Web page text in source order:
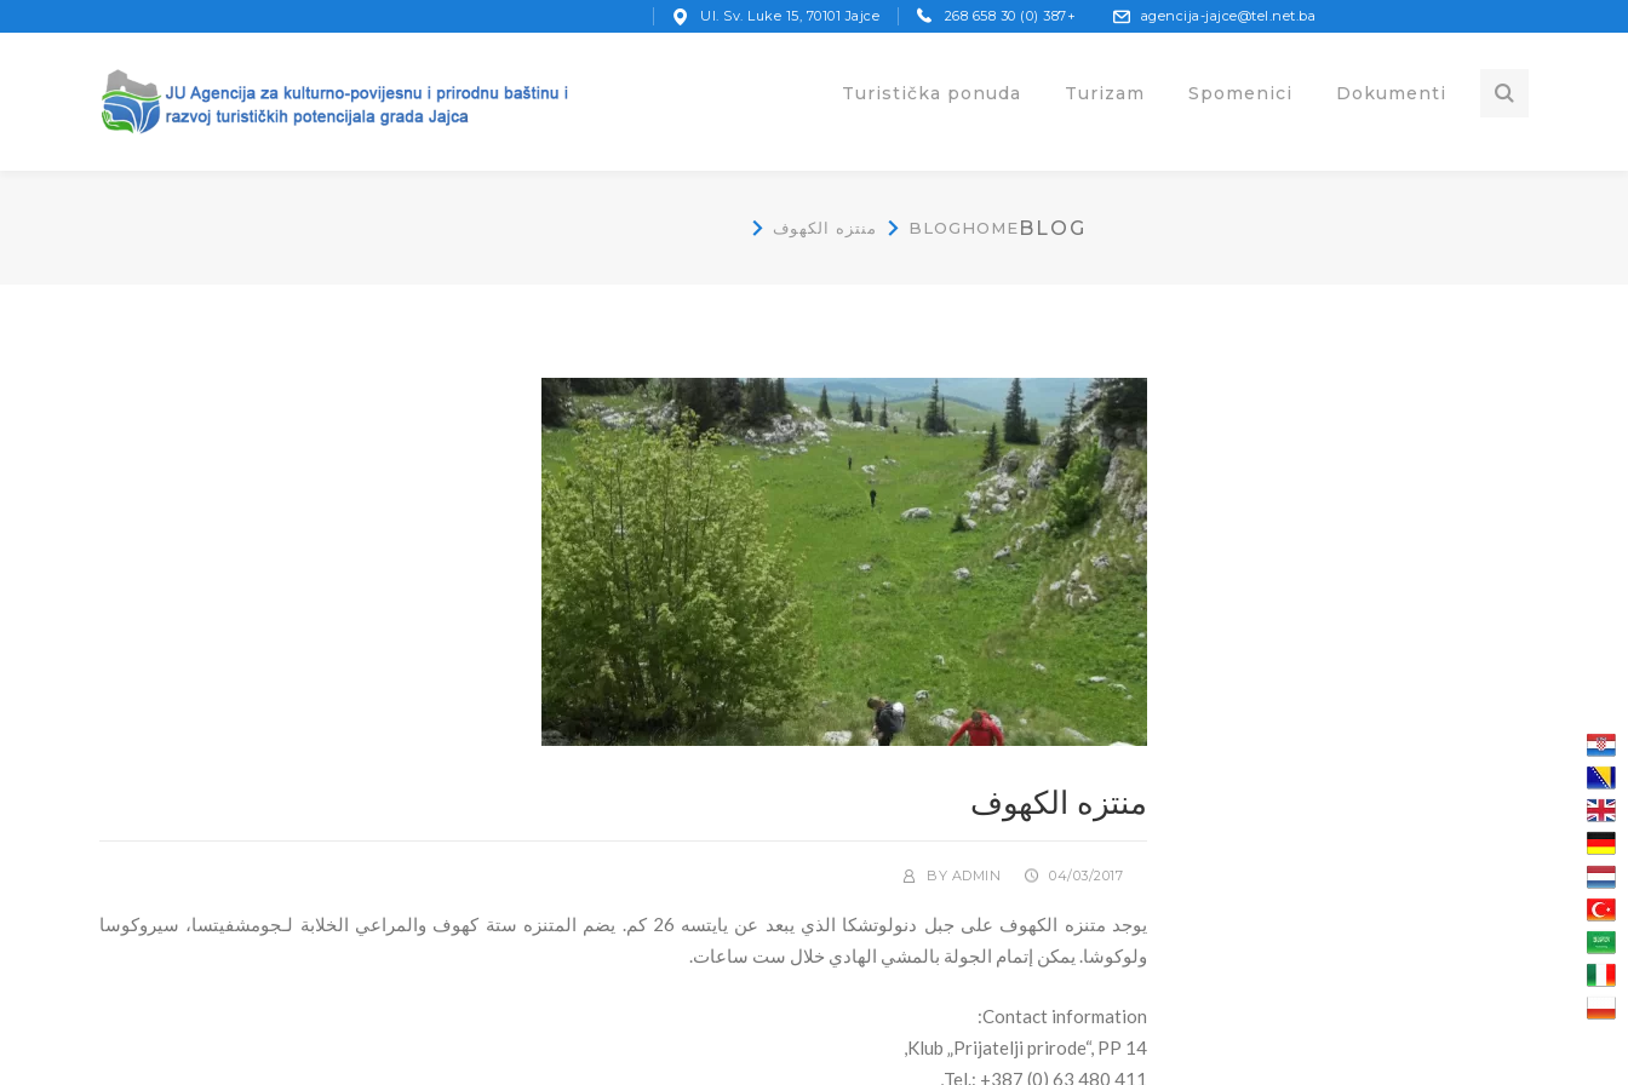
agencija-jajce@tel.net.ba
+387 (0) 30 658 268
Ul. Sv. Luke 15, 70101 Jajce
Turistička ponuda Turizam Spomenici Dokumenti
BLOG
HOME
BLOG منتزه الكهوف
منتزه الكهوف
04/03/2017
BY ADMIN
يوجد متنزه الكهوف على جبل دنولوتشكا الذي يبعد عن يايتسه 26 كم. يضم المتنزه ستة كهوف والمراعي الخلابة لـجومشفيتسا، سيروكوسا
ولوكوشا. يمكن إتمام الجولة بالمشي الهادي خلال ست ساعات.
Contact information:
Klub „Prijatelji prirode“, PP 14,
Tel.: +387 (0) 63 480 411,